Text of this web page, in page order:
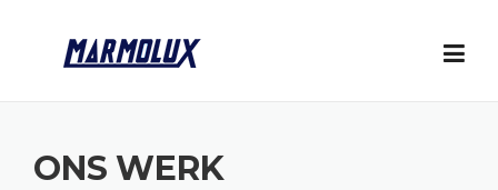
ONS WERK